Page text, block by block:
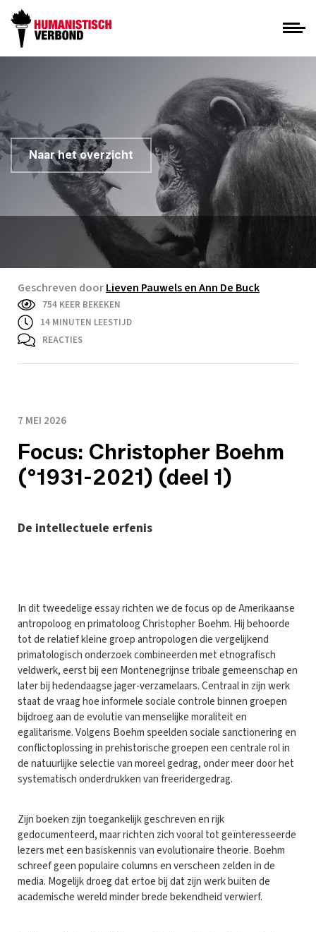
Naar het overzicht
Geschreven doorLieven Pauwels en Ann De Buck
754 KEER BEKEKEN
14 MINUTEN LEESTIJD
REACTIES
7 MEI 2026
Focus: Christopher Boehm
(°1931-2021) (deel 1)
De intellectuele erfenis
In dit tweedelige essay richten we de focus op de Amerikaanse
antropoloog en primatoloog Christopher Boehm. Hij behoorde
tot de relatief kleine groep antropologen die vergelijkend
primatologisch onderzoek combineerden met etnografisch
veldwerk, eerst bij een Montenegrijnse tribale gemeenschap en
later bij hedendaagse jager-verzamelaars. Centraal in zijn werk
staat de vraag hoe informele sociale controle binnen groepen
bijdroeg aan de evolutie van menselijke moraliteit en
egalitarisme. Volgens Boehm speelden sociale sanctionering en
conflictoplossing in prehistorische groepen een centrale rol in
de natuurlijke selectie van moreel gedrag, onder meer door het
systematisch onderdrukken van freeridergedrag.
Zijn boeken zijn toegankelijk geschreven en rijk
gedocumenteerd, maar richten zich vooral tot geïnteresseerde
lezers met een basiskennis van evolutionaire theorie. Boehm
schreef geen populaire columns en verscheen zelden in de
media. Mogelijk droeg dat ertoe bij dat zijn werk buiten de
academische wereld minder brede bekendheid verwierf.